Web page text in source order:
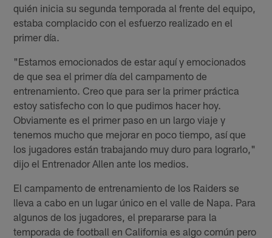
quién inicia su segunda temporada al frente del equipo,
estaba complacido con el esfuerzo realizado en el
primer día.
"Estamos emocionados de estar aquí y emocionados
de que sea el primer día del campamento de
entrenamiento. Creo que para ser la primer práctica
estoy satisfecho con lo que pudimos hacer hoy.
Obviamente es el primer paso en un largo viaje y
tenemos mucho que mejorar en poco tiempo, así que
los jugadores están trabajando muy duro para lograrlo,"
dijo el Entrenador Allen ante los medios.
El campamento de entrenamiento de los Raiders se
lleva a cabo en un lugar único en el valle de Napa. Para
algunos de los jugadores, el prepararse para la
temporada de football en California es algo común pero